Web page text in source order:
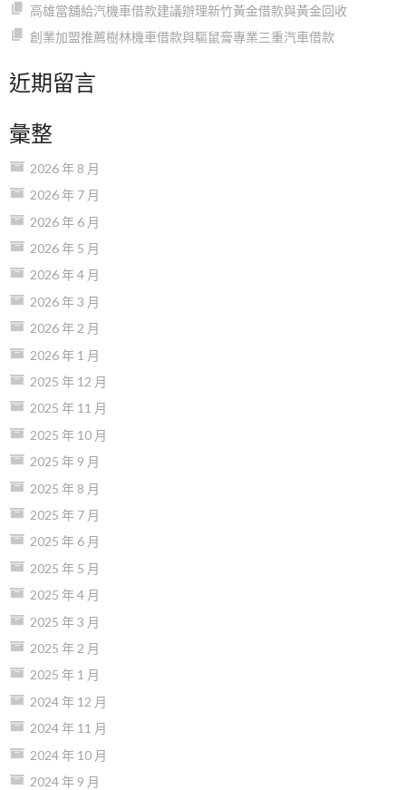
高雄當舖給汽機車借款建議辦理新竹黃金借款與黃金回收
創業加盟推薦樹林機車借款與驅鼠膏專業三重汽車借款
近期留言
彙整
2026 年 8 月
2026 年 7 月
2026 年 6 月
2026 年 5 月
2026 年 4 月
2026 年 3 月
2026 年 2 月
2026 年 1 月
2025 年 12 月
2025 年 11 月
2025 年 10 月
2025 年 9 月
2025 年 8 月
2025 年 7 月
2025 年 6 月
2025 年 5 月
2025 年 4 月
2025 年 3 月
2025 年 2 月
2025 年 1 月
2024 年 12 月
2024 年 11 月
2024 年 10 月
2024 年 9 月